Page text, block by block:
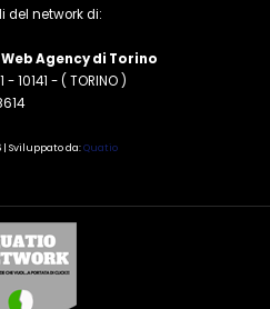
del network di:
Web Agency di Torino
- 10141 - ( TORINO )
| Sviluppato da:Quatio